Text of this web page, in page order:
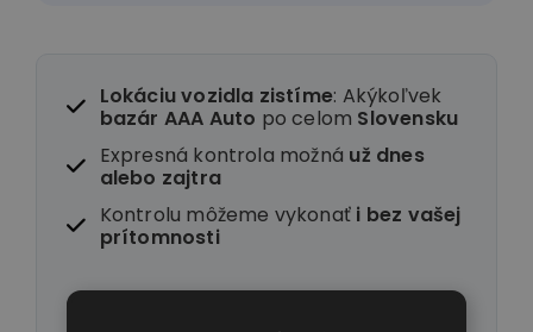
Lokáciu vozidla zistíme: Akýkoľvek
bazár AAA Auto po celom Slovensku
Expresná kontrola možná už dnes
alebo zajtra
Kontrolu môžeme vykonať i bez vašej
prítomnosti